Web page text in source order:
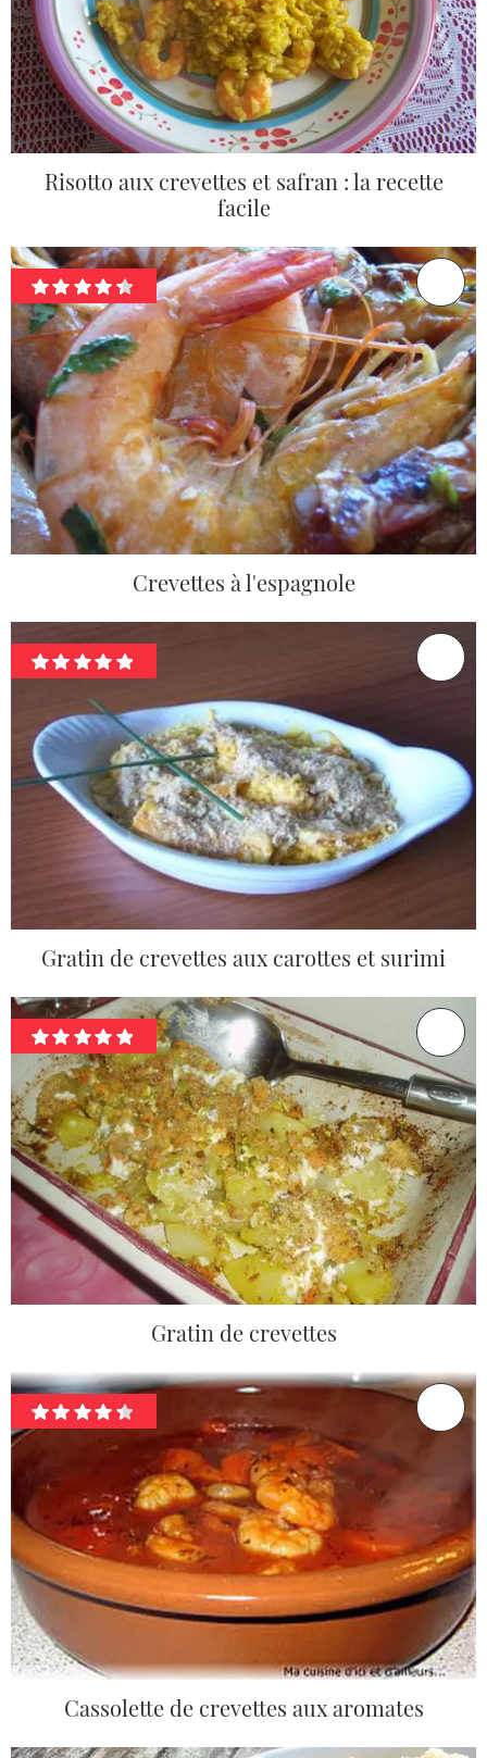
Risotto aux crevettes et safran : la recette
facile
Crevettes à l'espagnole
Gratin de crevettes aux carottes et surimi
Gratin de crevettes
Cassolette de crevettes aux aromates